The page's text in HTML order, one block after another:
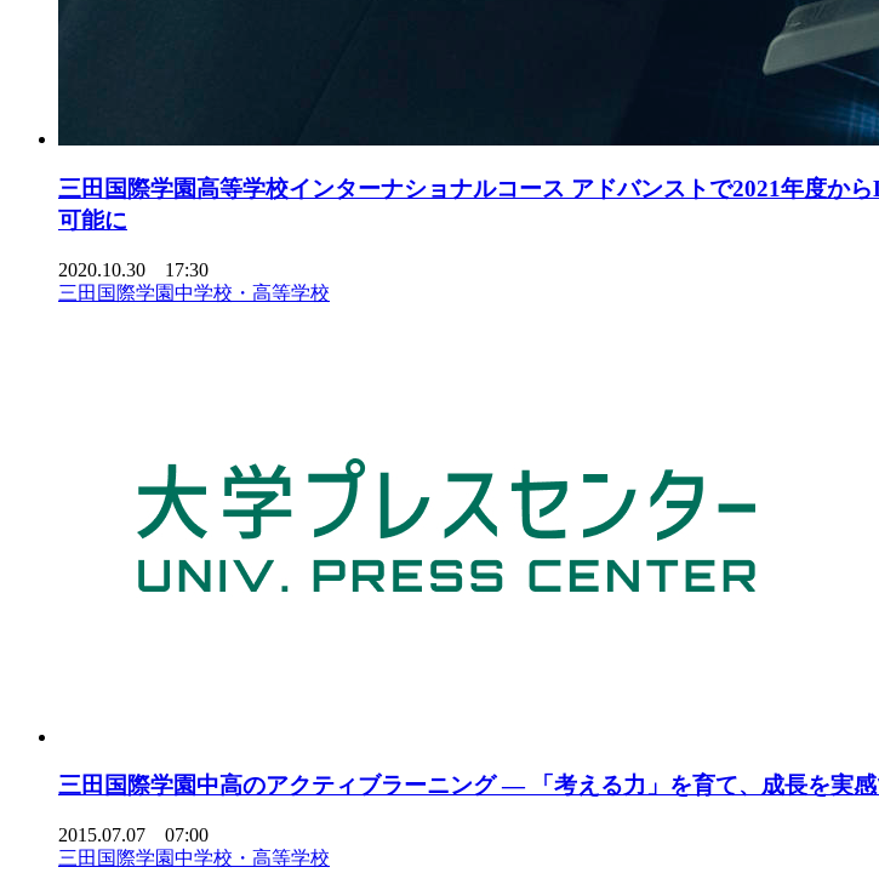
三田国際学園高等学校インターナショナルコース アドバンストで2021年度
可能に
2020.10.30 17:30
三田国際学園中学校・高等学校
三田国際学園中高のアクティブラーニング — 「考える力」を育て、成長を実
2015.07.07 07:00
三田国際学園中学校・高等学校